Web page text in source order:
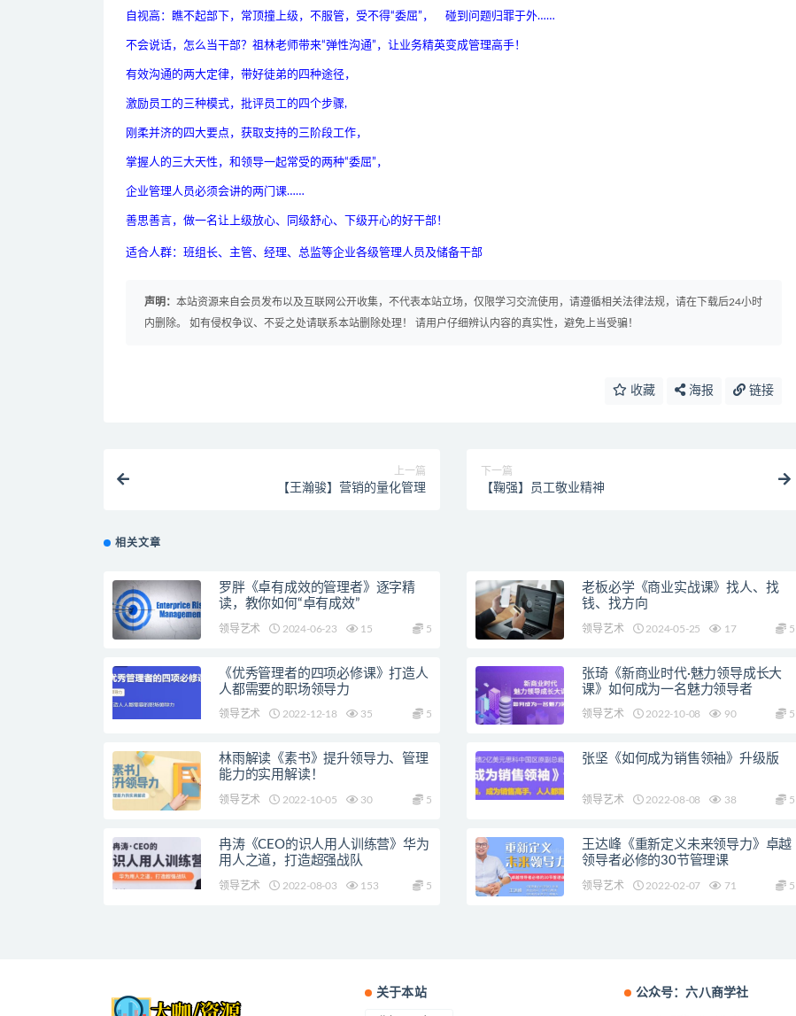
自视高：瞧不起部下，常顶撞上级，不服管，受不得“委屈”， 碰到问题归罪于外……
不会说话，怎么当干部？祖林老师带来“弹性沟通”，让业务精英变成管理高手！
有效沟通的两大定律，带好徒弟的四种途径，
激励员工的三种模式，批评员工的四个步骤,
刚柔并济的四大要点，获取支持的三阶段工作，
掌握人的三大天性，和领导一起常受的两种“委屈”，
企业管理人员必须会讲的两门课……
善思善言，做一名让上级放心、同级舒心、下级开心的好干部！
适合人群：班组长、主管、经理、总监等企业各级管理人员及储备干部
声明： 本站资源来自会员发布以及互联网公开收集，不代表本站立场，仅限学习交流使用，请遵循相关法律法规，请在下载后24小时
内删除。 如有侵权争议、不妥之处请联系本站删除处理！ 请用户仔细辨认内容的真实性，避免上当受骗！
收藏 海报 链接
上一篇
【王瀚骏】营销的量化管理
下一篇
【鞠强】员工敬业精神
相关文章
罗胖《卓有成效的管理者》逐字精
读，教你如何“卓有成效”
领导艺术 2024-06-23 15 5
老板必学《商业实战课》找人、找
钱、找方向
领导艺术 2024-05-25 17 5
《优秀管理者的四项必修课》打造人
人都需要的职场领导力
领导艺术 2022-12-18 35 5
张琦《新商业时代·魅力领导成长大
课》如何成为一名魅力领导者
领导艺术 2022-10-08 90 5
林雨解读《素书》提升领导力、管理
能力的实用解读！
领导艺术 2022-10-05 30 5
张坚《如何成为销售领袖》升级版
领导艺术 2022-08-08 38 5
冉涛《CEO的识人用人训练营》华为
用人之道，打造超强战队
领导艺术 2022-08-03 153 5
王达峰《重新定义未来领导力》卓越
领导者必修的30节管理课
领导艺术 2022-02-07 71 5
关于本站 公众号：六八商学社